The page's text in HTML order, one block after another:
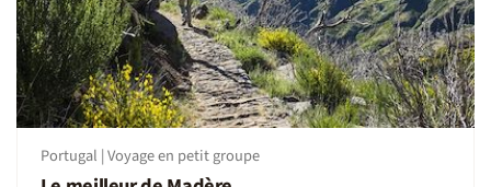
Portugal | Voyage en petit groupe